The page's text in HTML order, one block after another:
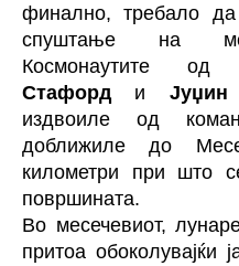
финално, требало
спуштање на
Космонаутите од
Стафорди
издвоиле од
доближиле до
километри при што
површината.
Во месечевиот,
притоа обоколувајќи